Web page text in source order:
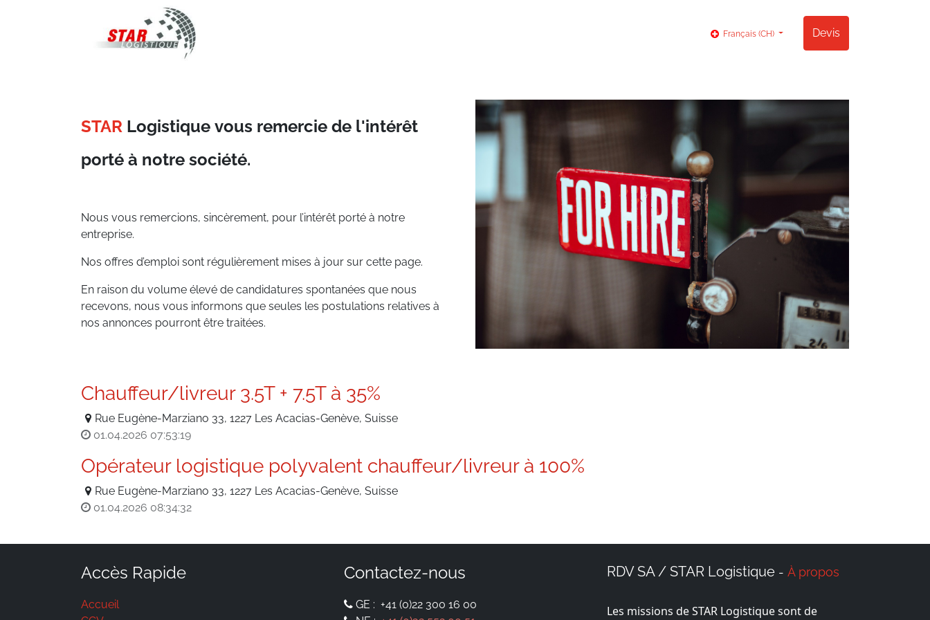
Français (CH) Devis
STAR Logistique vous remercie de l'intérêt
porté à notre société.
Nous vous remercions, sincèrement, pour l’intérêt porté à notre
entreprise.
Nos offres d’emploi sont régulièrement mises à jour sur cette page.
En raison du volume élevé de candidatures spontanées que nous
recevons, nous vous informons que seules les postulations relatives à
nos annonces pourront être traitées.
Chauffeur/livreur 3.5T + 7.5T à 35%
Rue Eugène-Marziano 33, 1227 Les Acacias-Genève, Suisse
01.04.2026 07:53:19
Opérateur logistique polyvalent chauffeur/livreur à 100%
Rue Eugène-Marziano 33, 1227 Les Acacias-Genève, Suisse
01.04.2026 08:34:32
Accès Rapide
Accueil
Contactez-nous
GE : +41 (0)22 300 16 00
RDV SA / STAR Logistique - À propos
Les missions de STAR Logistique sont de